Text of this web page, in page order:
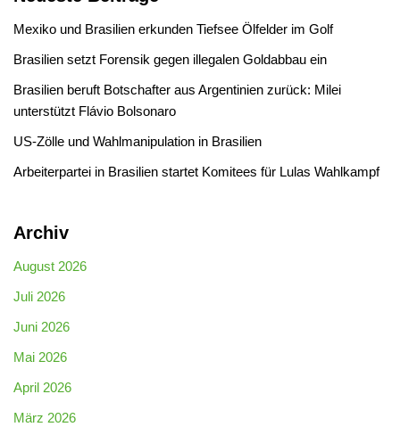
Mexiko und Brasilien erkunden Tiefsee Ölfelder im Golf
Brasilien setzt Forensik gegen illegalen Goldabbau ein
Brasilien beruft Botschafter aus Argentinien zurück: Milei
unterstützt Flávio Bolsonaro
US-Zölle und Wahlmanipulation in Brasilien
Arbeiterpartei in Brasilien startet Komitees für Lulas Wahlkampf
Archiv
August 2026
Juli 2026
Juni 2026
Mai 2026
April 2026
März 2026